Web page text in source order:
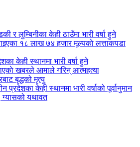
र लुम्बिनीका केही ठाउँमा भारी वर्षा हुने
१८ लाख ७४ हजार मूल्यकाे लत्ताकपडा
केही स्थानमा भारी वर्षा हुने
खबरले आमाले गरिन् आत्महत्या
बृद्धको मृत्यु
केही स्थानमा भारी वर्षाको पूर्वानुमान
यथावत